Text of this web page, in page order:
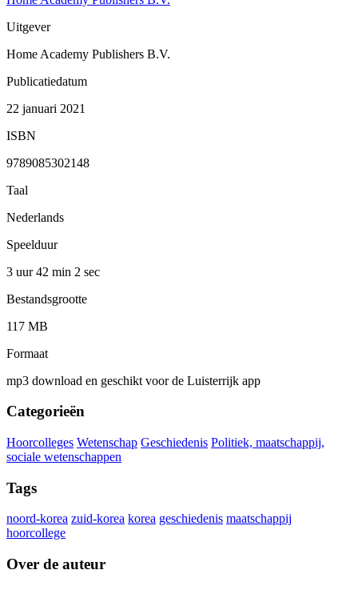
Uitgever
Home Academy Publishers B.V.
Publicatiedatum
22 januari 2021
ISBN
9789085302148
Taal
Nederlands
Speelduur
3 uur 42 min 2 sec
Bestandsgrootte
117 MB
Formaat
mp3 download en geschikt voor de Luisterrijk app
Categorieën
Hoorcolleges Wetenschap Geschiedenis Politiek, maatschappij,
sociale wetenschappen
Tags
noord-korea zuid-korea korea geschiedenis maatschappij
hoorcollege
Over de auteur